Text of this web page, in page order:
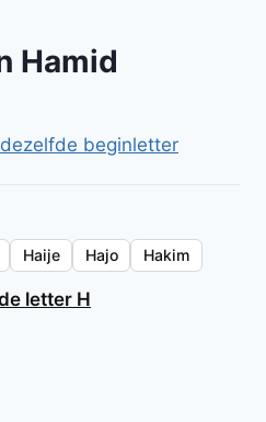
Hamid
beginletter
Haije Hajo Hakim
letter H